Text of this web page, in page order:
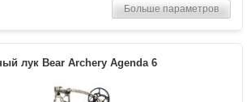
от 25.5 до 30 дюймов
Охота
Больше параметров
лук Bear Archery Agenda 6